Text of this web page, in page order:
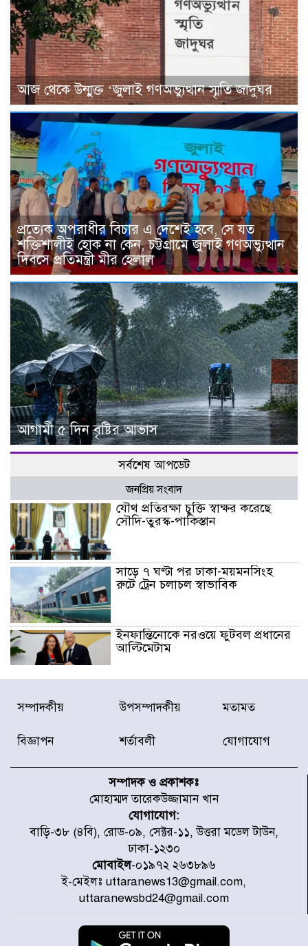
আজ থেকে উন্মুক্ত ‘জুলাই গণঅভ্যুত্থান স্মৃতি জাদুঘর
প্রত্যেক অপরাধীর বিচার এ দেশেই হবে, সে যত
শক্তিশালীই হোক না কেন, চট্টগ্রামে জুলাই গণঅভ্যুত্থান
দিবসে প্রতিমন্ত্রী মীর হেলাল
আগামী ৫ দিন বৃষ্টির আভাস
সর্বশেষ আপডেট
জনপ্রিয় সংবাদ
যৌথ প্রতিরক্ষা চুক্তি স্বাক্ষর করেছে
সৌদি-তুরস্ক-পাকিস্তান
সাড়ে ৭ ঘণ্টা পর ঢাকা-ময়মনসিংহ
রুটে ট্রেন চলাচল স্বাভাবিক
ইনফান্তিনোকে নরওয়ে ফুটবল প্রধানের
আল্টিমেটাম
দেশে ভারি বৃষ্টির সতর্কবার্তা, ১০
জেলায় বন্যার পূর্বাভাস
স্থাপনের উদ্যোগ চান মিয়া ব্যাপারীর
৭ জেলায় ঝোড়ো হাওয়াসহ বজ্রবৃষ্টির
শঙ্কা
বগুড়া ও সিলেটে সড়ক দুর্ঘটনায় নিহত
১৫
সম্পাদকীয় উপসম্পাদকীয় মতামত
বিজ্ঞাপন শর্তাবলী যোগাযোগ
সম্পাদক ও প্রকাশকঃ
মোহাম্মদ তারেকউজ্জামান খান
যোগাযোগ:
বাড়ি-৩৮ (৪বি), রোড-০৯, সেক্টর-১১, উত্তরা মডেল টাউন,
ঢাকা-১২৩০
মোবাইল-০১৯৭২ ২৬৩৮৯৬
ই-মেইলঃ uttaranews13@gmail.com,
uttaranewsbd24@gmail.com